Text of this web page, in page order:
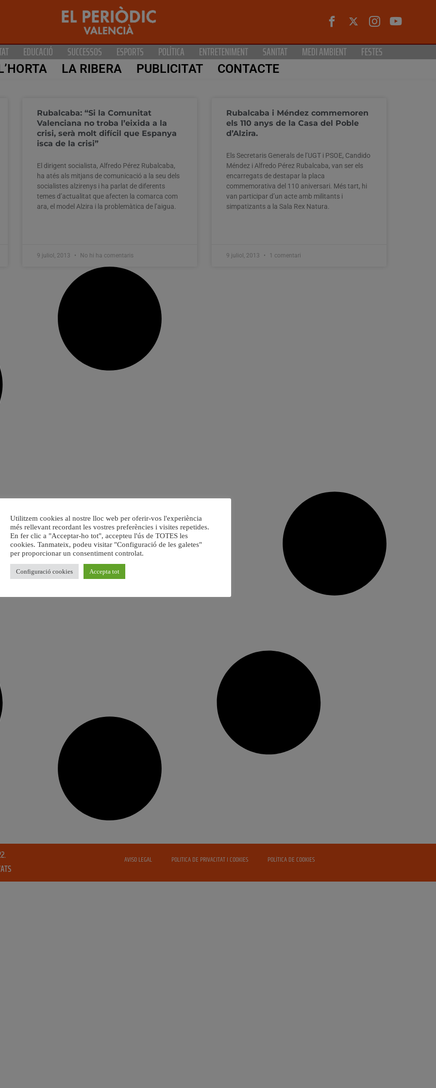
EDUCACIÓ SUCCESSOS ESPORTS POLÍTICA ENTRETENIMENT SANITAT MEDI AMBIENT FESTES
LA RIBERA PUBLICITAT CONTACTE
Rubalcaba: “Si la Comunitat
Valenciana no troba l’eixida a la
crisi, serà molt difícil que Espanya
isca de la crisi”
El dirigent socialista, Alfredo Pérez Rubalcaba,
ha atés als mitjans de comunicació a la seu dels
socialistes alzirenys i ha parlat de diferents
temes d’actualitat que afecten la comarca com
ara, el model Alzira i la problemàtica de l’aigua.
9 juliol, 2013 No hi ha comentaris
Rubalcaba i Méndez commemoren
els 110 anys de la Casa del Poble
d’Alzira.
Els Secretaris Generals de l’UGT i PSOE, Candido
Méndez i Alfredo Pérez Rubalcaba, van ser els
encarregats de destapar la placa
commemorativa del 110 aniversari. Més tart, hi
van participar d’un acte amb militants i
simpatizants a la Sala Rex Natura.
9 juliol, 2013 1 comentari
AVISO LEGAL POLITICA DE PRIVACITAT I COOKIES POLÍTICA DE COOKIES
Utilitzem cookies al nostre lloc web per oferir-vos l'experiència
més rellevant recordant les vostres preferències i visites repetides.
En fer clic a "Acceptar-ho tot", accepteu l'ús de TOTES les
cookies. Tanmateix, podeu visitar "Configuració de les galetes"
per proporcionar un consentiment controlat.
Configuració cookies Accepta tot